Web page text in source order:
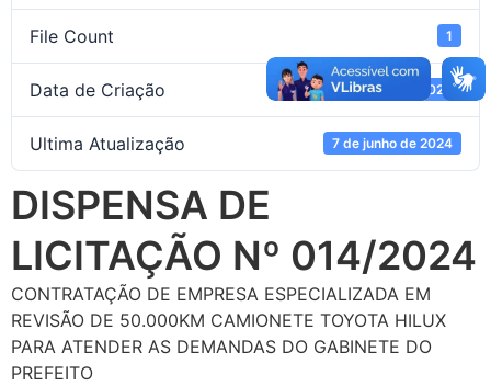
File Count 1
Data de Criação 7 de junho de 2024
Ultima Atualização 7 de junho de 2024
DISPENSA DE
LICITAÇÃO Nº 014/2024
CONTRATAÇÃO DE EMPRESA ESPECIALIZADA EM
REVISÃO DE 50.000KM CAMIONETE TOYOTA HILUX
PARA ATENDER AS DEMANDAS DO GABINETE DO
PREFEITO